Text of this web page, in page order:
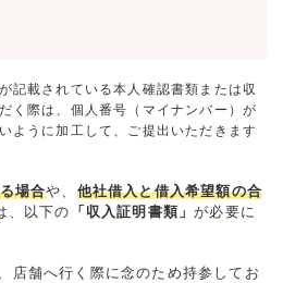
記載されている本人確認書類または収
く際は、個人番号（マイナンバー）が
ように加工して、ご提出いただきます
場合や、 他社借入と借入希望額の合
、以下の 「収入証明書類」が必要に
店舗へ行く際に念のため持参してお